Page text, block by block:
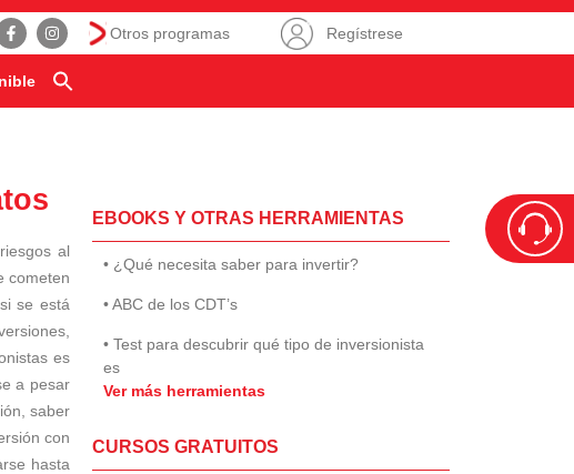
Otros programas Regístrese
al
cometen
se está
es
a pesar
saber
con
hasta
EBOOKS Y OTRAS HERRAMIENTAS
• ¿Qué necesita saber para invertir?
• ABC de los CDT’s
• Test para descubrir qué tipo de inversionista
es
Ver más herramientas
CURSOS GRATUITOS